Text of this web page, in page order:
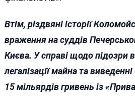
Втім, різдвяні історії
враження на суддів
Києва. У справі щодо підозри
легалізації майна та
15 мільярдів гривень із